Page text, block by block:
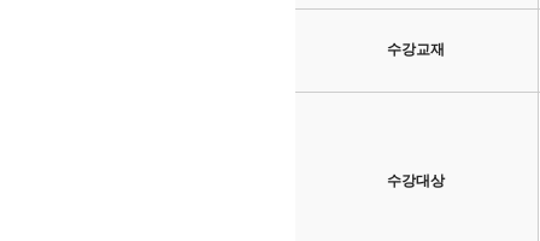
수강교재
수강대상